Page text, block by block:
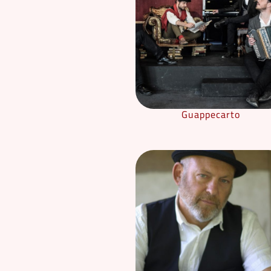
Guappecarto